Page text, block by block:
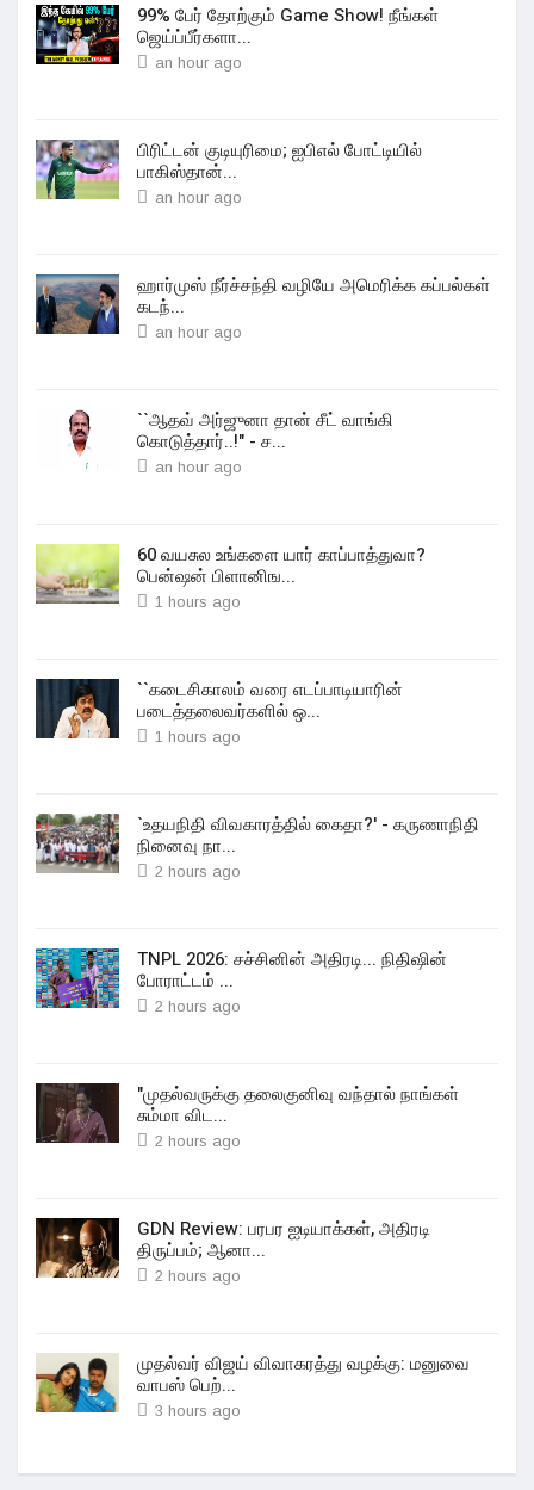
99% பேர் தோற்கும் Game Show! நீங்கள்
ஜெய்ப்பீர்களா...
an hour ago
பிரிட்டன் குடியுரிமை; ஐபிஎல் போட்டியில்
பாகிஸ்தான்...
an hour ago
ஹார்முஸ் நீர்ச்சந்தி வழியே அமெரிக்க கப்பல்கள்
கடந்...
an hour ago
``ஆதவ் அர்ஜுனா தான் சீட் வாங்கி
கொடுத்தார்..!" - ச...
an hour ago
60 வயசுல உங்களை யார் காப்பாத்துவா?
பென்ஷன் பிளானிங...
1 hours ago
``கடைசிகாலம் வரை எடப்பாடியாரின்
படைத்தலைவர்களில் ஒ...
1 hours ago
`உதயநிதி விவகாரத்தில் கைதா?' - கருணாநிதி
நினைவு நா...
2 hours ago
TNPL 2026: சச்சினின் அதிரடி... நிதிஷின்
போராட்டம் ...
2 hours ago
"முதல்வருக்கு தலைகுனிவு வந்தால் நாங்கள்
சும்மா விட...
2 hours ago
GDN Review: பரபர ஐடியாக்கள், அதிரடி
திருப்பம்; ஆனா...
2 hours ago
முதல்வர் விஜய் விவாகரத்து வழக்கு: மனுவை
வாபஸ் பெற்...
3 hours ago